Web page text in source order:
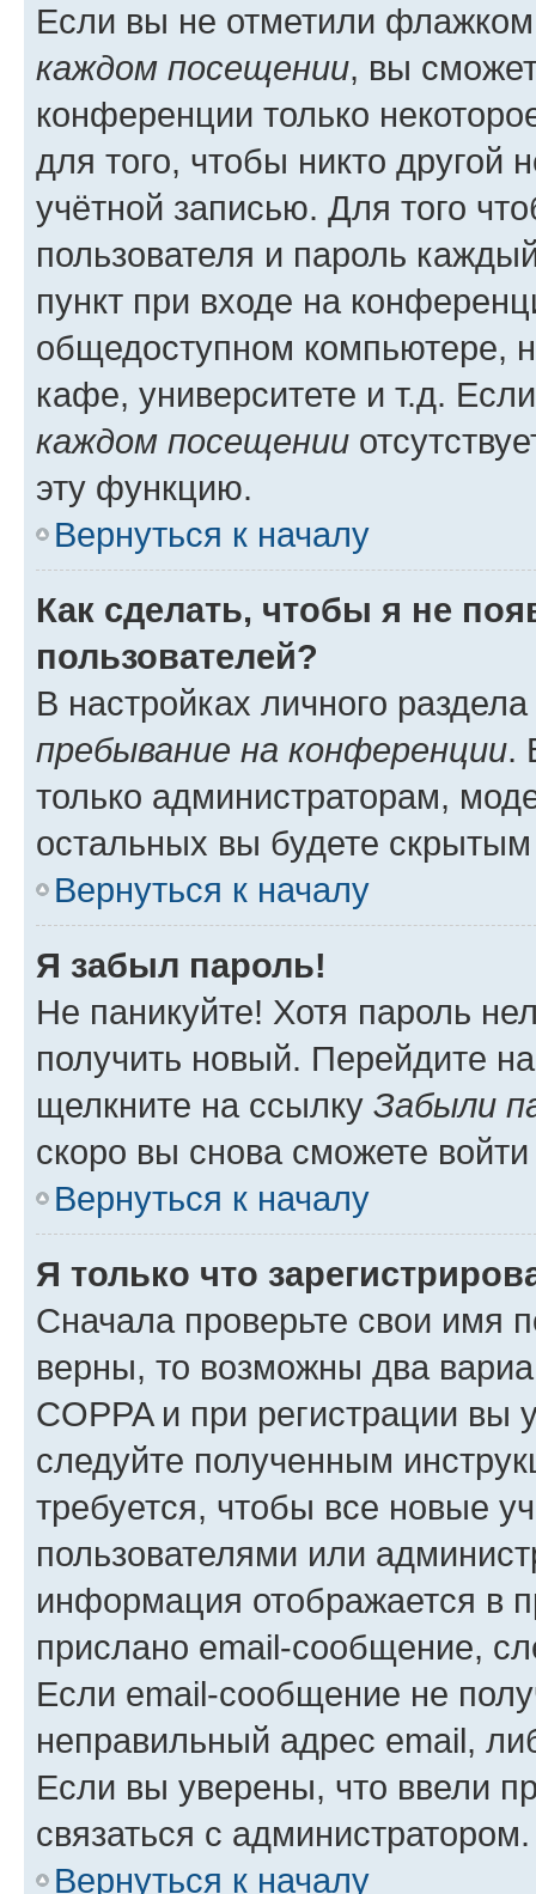
Если вы не отметили
каждом посещении, вы
конференции только
для того, чтобы никто другой
учётной записью. Для того
пользователя и пароль
пункт при входе на
общедоступном компьютере,
кафе, университете и т.д.
каждом посещении
эту функцию.
Вернуться к началу
Как сделать, чтобы я не
пользователей?
В настройках личного
пребывание на конференции.
только администраторам,
остальных вы будете
Вернуться к началу
Я забыл пароль!
Не паникуйте! Хотя пароль
получить новый. Перейдите
щелкните на ссылку Забыли
скоро вы снова сможете
Вернуться к началу
Я только что
Сначала проверьте свои имя
верны, то возможны два
COPPA и при регистрации вы
следуйте полученным
требуется, чтобы все новые
пользователями или
информация отображается в
прислано email-сообщение,
Если email-сообщение не
неправильный адрес email,
Если вы уверены, что ввели
связаться с администратором.
Вернуться к началу